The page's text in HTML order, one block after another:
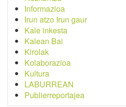
Informazioa
Irun atzo Irun gaur
Kale inkesta
Kalean Bai
Kirolak
Kolaborazioa
Kultura
LABURREAN
Publierreportajea